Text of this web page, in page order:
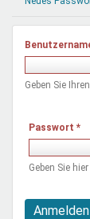
Demokratie &
Geben Sie
Passwort *
Geben Sie
Anmelden